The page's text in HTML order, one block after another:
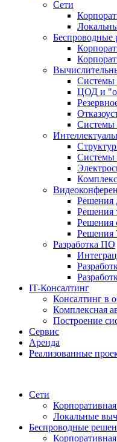
Сети
Беспроводные
Системы
ЦОД и
Системы
Системы
Решения
Решения
Решения
Решения
Разработка ПО
IT-Консалтинг
Консалтинг в
Комплексная
Построение
Сервис
Аренда
Реализованные
Сети
Локальные
Беспроводные